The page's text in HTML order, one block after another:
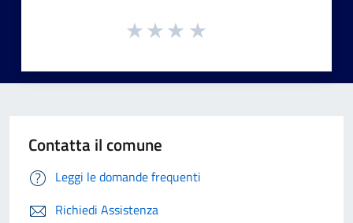
Contatta il comune
Leggi le domande frequenti
Richiedi Assistenza